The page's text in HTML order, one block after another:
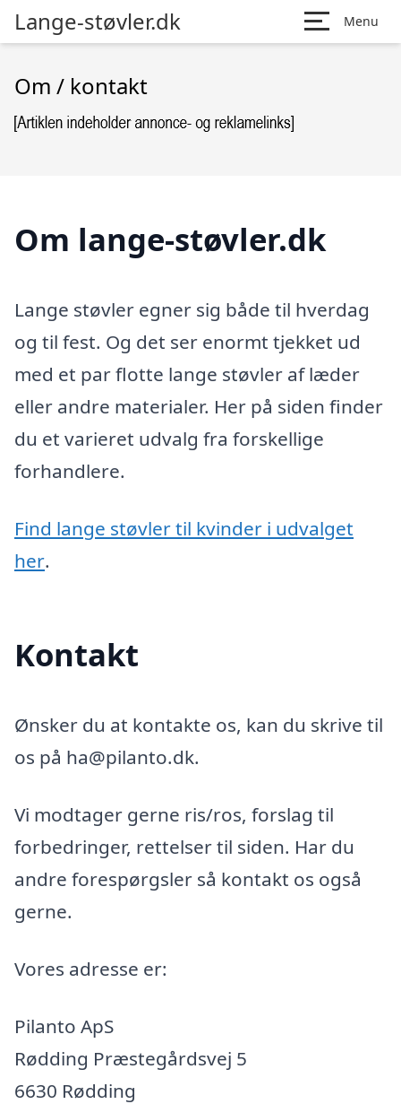
Lange-støvler.dk Menu
Om / kontakt
Om lange-støvler.dk
Lange støvler egner sig både til hverdag
og til fest. Og det ser enormt tjekket ud
med et par flotte lange støvler af læder
eller andre materialer. Her på siden finder
du et varieret udvalg fra forskellige
forhandlere.
Find lange støvler til kvinder i udvalget
her.
Kontakt
Ønsker du at kontakte os, kan du skrive til
os på ha@pilanto.dk.
Vi modtager gerne ris/ros, forslag til
forbedringer, rettelser til siden. Har du
andre forespørgsler så kontakt os også
gerne.
Vores adresse er:
Pilanto ApS
Rødding Præstegårdsvej 5
6630 Rødding